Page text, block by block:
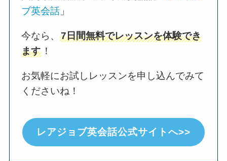
ブ英会話 」
今なら、7日間無料でレッスンを体験でき
ます ！
お気軽にお試しレッスンを申し込んでみて
くださいね！
レアジョブ英会話公式サイトへ>>